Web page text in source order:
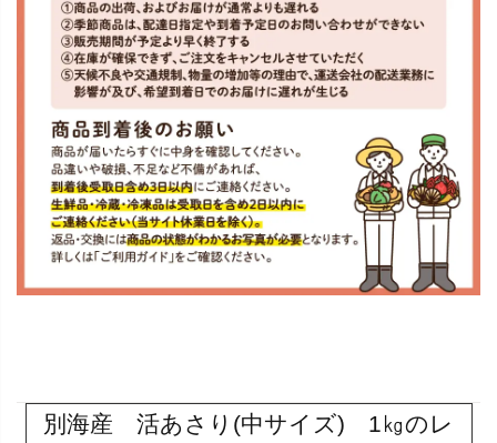
別海産 活あさり(中サイズ) 1㎏のレ